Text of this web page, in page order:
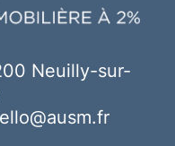
Neuilly-sur-